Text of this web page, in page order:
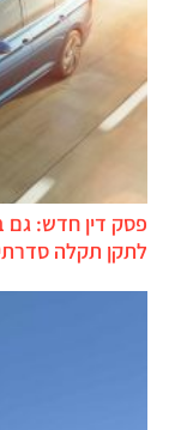
פסק דין חדש: גם
לתקן תקלה